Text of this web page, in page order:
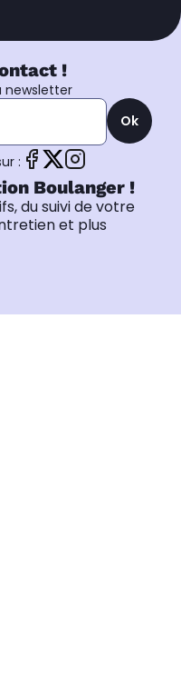
!
newsletter
Ok
:
Boulanger !
du suivi de votre
et plus